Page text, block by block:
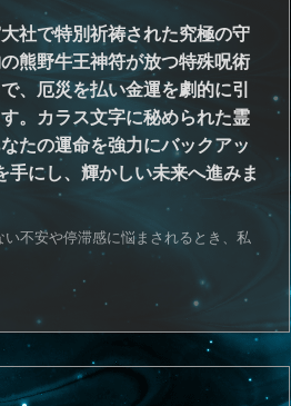
社で特別祈祷された究極の守
熊野牛王神符が放つ特殊呪術
、厄災を払い金運を劇的に引
。カラス文字に秘められた霊
たの運命を強力にバックアッ
手にし、輝かしい未来へ進みま
不安や停滞感に悩まされるとき、私